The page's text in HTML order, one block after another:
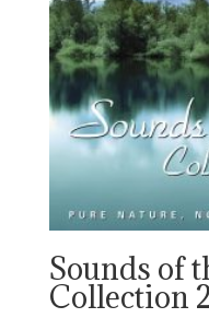
Sounds of
Collection 2